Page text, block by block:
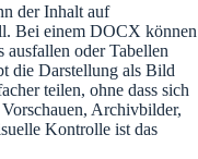
der Inhalt auf
Bei einem DOCX können
ausfallen oder Tabellen
die Darstellung als Bild
teilen, ohne dass sich
Archivbilder,
Kontrolle ist das